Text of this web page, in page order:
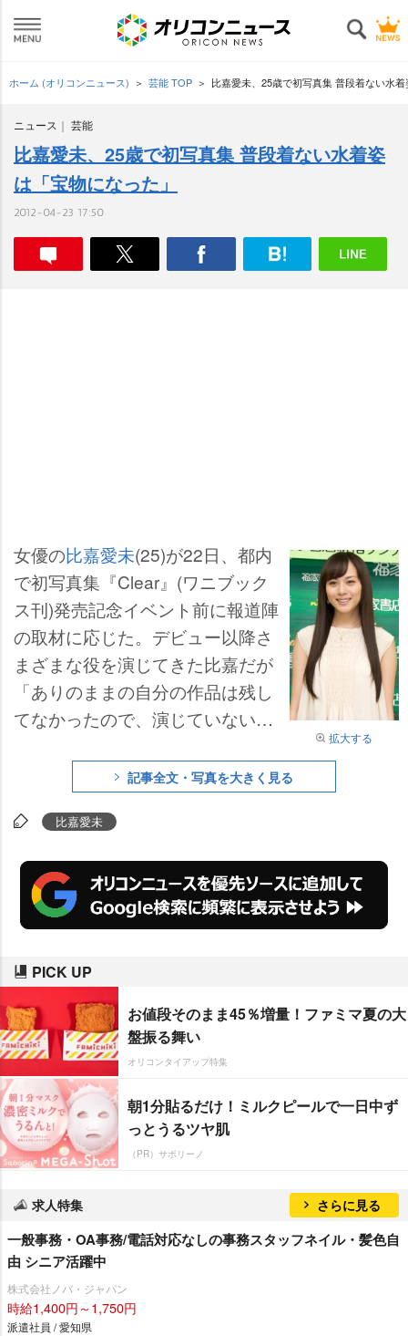
ホーム (オリコンニュース) 芸能 TOP 比嘉愛未、25歳で初写真集 普段着ない水
ニュース 芸能
比嘉愛未、25歳で初写真集 普段着ない水着姿
は「宝物になった」
2012-04-23 17:50
拡大する
女優の比嘉愛未(25)が22日、都内
で初写真集『Clear』(ワニブック
ス刊)発売記念イベント前に報道陣
の取材に応じた。デビュー以降さ
まざまな役を演じてきた比嘉だが
「ありのままの自分の作品は残し
てなかったので、演じていない比
発売を決意。普段は「着ない」と
いう水着姿も掲載されており「私
の初めてがたくさんつまった宝物
になりました」とアピールした。
記事全文・写真を大きく見る
比嘉愛未
PICK UP
お値段そのまま45％増量！ファミマ夏の大
盤振る舞い
オリコンタイアップ特集
朝1分貼るだけ！ミルクピールで一日中ず
っとうるツヤ肌
（PR）サボリーノ
求人特集 さらに見る
一般事務・OA事務/電話対応なしの事務スタッフネイル・髪色自
由 シニア活躍中
株式会社ノバ・ジャパン
時給1,400円～1,750円
派遣社員 / 愛知県